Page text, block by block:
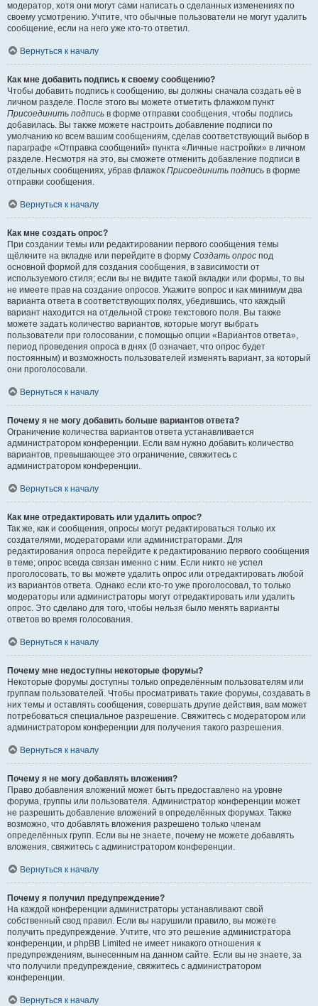
модератор, хотя они могут сами написать о сделанных изменениях по
своему усмотрению. Учтите, что обычные пользователи не могут удалить
сообщение, если на него уже кто-то ответил.
Вернуться к началу
Как мне добавить подпись к своему сообщению?
Чтобы добавить подпись к сообщению, вы должны сначала создать её в
личном разделе. После этого вы можете отметить флажком пункт
Присоединить подпись в форме отправки сообщения, чтобы подпись
добавилась. Вы также можете настроить добавление подписи по
умолчанию ко всем вашим сообщениям, сделав соответствующий выбор в
параграфе «Отправка сообщений» пункта «Личные настройки» в личном
разделе. Несмотря на это, вы сможете отменить добавление подписи в
отдельных сообщениях, убрав флажок Присоединить подпись в форме
отправки сообщения.
Вернуться к началу
Как мне создать опрос?
При создании темы или редактировании первого сообщения темы
щёлкните на вкладке или перейдите в форму Создать опрос под
основной формой для создания сообщения, в зависимости от
используемого стиля; если вы не видите такой вкладки или формы, то вы
не имеете прав на создание опросов. Укажите вопрос и как минимум два
варианта ответа в соответствующих полях, убедившись, что каждый
вариант находится на отдельной строке текстового поля. Вы также
можете задать количество вариантов, которые могут выбрать
пользователи при голосовании, с помощью опции «Вариантов ответа»,
период проведения опроса в днях (0 означает, что опрос будет
постоянным) и возможность пользователей изменять вариант, за который
они проголосовали.
Вернуться к началу
Почему я не могу добавить больше вариантов ответа?
Ограничение количества вариантов ответа устанавливается
администратором конференции. Если вам нужно добавить количество
вариантов, превышающее это ограничение, свяжитесь с
администратором конференции.
Вернуться к началу
Как мне отредактировать или удалить опрос?
Так же, как и сообщения, опросы могут редактироваться только их
создателями, модераторами или администраторами. Для
редактирования опроса перейдите к редактированию первого сообщения
в теме; опрос всегда связан именно с ним. Если никто не успел
проголосовать, то вы можете удалить опрос или отредактировать любой
из вариантов ответа. Однако если кто-то уже проголосовал, то только
модераторы или администраторы могут отредактировать или удалить
опрос. Это сделано для того, чтобы нельзя было менять варианты
ответов во время голосования.
Вернуться к началу
Почему мне недоступны некоторые форумы?
Некоторые форумы доступны только определённым пользователям или
группам пользователей. Чтобы просматривать такие форумы, создавать в
них темы и оставлять сообщения, совершать другие действия, вам может
потребоваться специальное разрешение. Свяжитесь с модератором или
администратором конференции для получения такого разрешения.
Вернуться к началу
Почему я не могу добавлять вложения?
Право добавления вложений может быть предоставлено на уровне
форума, группы или пользователя. Администратор конференции может
не разрешить добавление вложений в определённых форумах. Также
возможно, что добавлять вложения разрешено только членам
определённых групп. Если вы не знаете, почему не можете добавлять
вложения, свяжитесь с администратором конференции.
Вернуться к началу
Почему я получил предупреждение?
На каждой конференции администраторы устанавливают свой
собственный свод правил. Если вы нарушили правило, вы можете
получить предупреждение. Учтите, что это решение администратора
конференции, и phpBB Limited не имеет никакого отношения к
предупреждениям, вынесенным на данном сайте. Если вы не знаете, за
что получили предупреждение, свяжитесь с администратором
конференции.
Вернуться к началу